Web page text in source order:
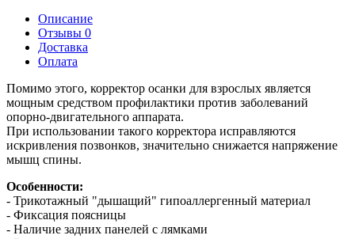
Описание
Отзывы 0
Доставка
Оплата
Помимо этого, корректор осанки для взрослых является
мощным средством профилактики против заболеваний
опорно-двигательного аппарата.
При использовании такого корректора исправляются
искривления позвонков, значительно снижается напряжение
мышц спины.
Особенности:
- Трикотажный "дышащий" гипоаллергенный материал
- Фиксация поясницы
- Наличие задних панелей с лямками